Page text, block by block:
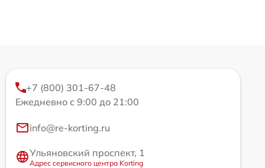
+7 (800) 301-67-48
Ежедневно с 9:00 до 21:00
info@re-korting.ru
Ульяновский проспект, 1
Адрес сервисного центра Korting